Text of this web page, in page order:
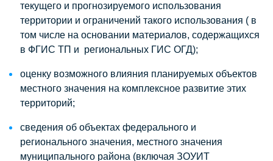
текущего и прогнозируемого использования
территории и ограничений такого использования ( в
том числе на основании материалов, содержащихся
в ФГИС ТП и региональных ГИС ОГД);
оценку возможного влияния планируемых объектов
местного значения на комплексное развитие этих
территорий;
сведения об объектах федерального и
регионального значения, местного значения
муниципального района (включая ЗОУИТ